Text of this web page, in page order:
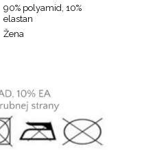
90% polyamid, 10%
elastan
Žena